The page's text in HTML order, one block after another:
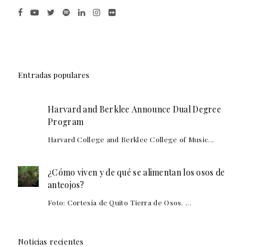
Entradas populares
Harvard and Berklee Announce Dual Degree
Program
Harvard College and Berklee College of Music...
¿Cómo viven y de qué se alimentan los osos de
anteojos?
Foto: Cortesía de Quito Tierra de Osos. ...
Noticias recientes